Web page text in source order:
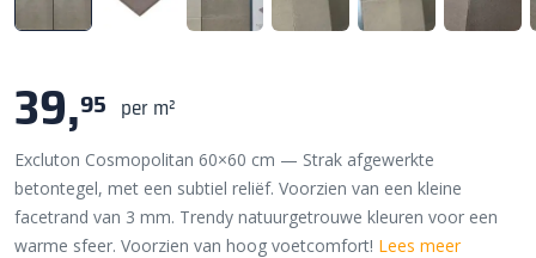
39,95 per m²
Excluton Cosmopolitan 60×60 cm — Strak afgewerkte
betontegel, met een subtiel reliëf. Voorzien van een kleine
facetrand van 3 mm. Trendy natuurgetrouwe kleuren voor een
warme sfeer. Voorzien van hoog voetcomfort! Lees meer